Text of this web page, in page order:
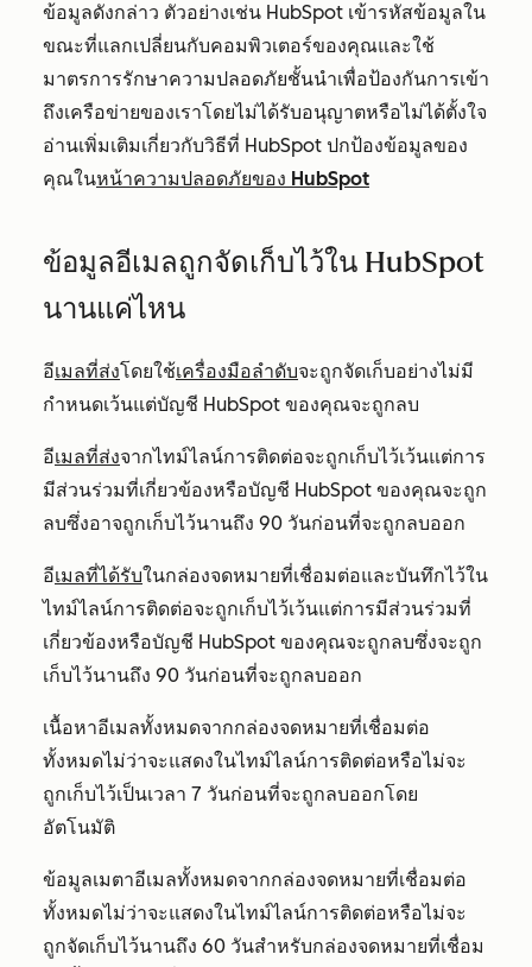
ข้อมูลดังกล่าว ตัวอย่างเช่น HubSpot เข้ารหัสข้อมูลใน
ขณะที่แลกเปลี่ยนกับคอมพิวเตอร์ของคุณและใช้
มาตรการรักษาความปลอดภัยชั้นนำเพื่อป้องกันการเข้า
ถึงเครือข่ายของเราโดยไม่ได้รับอนุญาตหรือไม่ได้ตั้งใจ
อ่านเพิ่มเติมเกี่ยวกับวิธีที่ HubSpot ปกป้องข้อมูลของ
คุณในหน้าความปลอดภัยของ HubSpot
ข้อมูลอีเมลถูกจัดเก็บไว้ใน HubSpot
นานแค่ไหน
อีเมลที่ส่งโดยใช้เครื่องมือลำดับจะถูกจัดเก็บอย่างไม่มี
กำหนดเว้นแต่บัญชี HubSpot ของคุณจะถูกลบ
อีเมลที่ส่งจากไทม์ไลน์การติดต่อจะถูกเก็บไว้เว้นแต่การ
มีส่วนร่วมที่เกี่ยวข้องหรือบัญชี HubSpot ของคุณจะถูก
ลบซึ่งอาจถูกเก็บไว้นานถึง 90 วันก่อนที่จะถูกลบออก
อีเมลที่ได้รับในกล่องจดหมายที่เชื่อมต่อและบันทึกไว้ใน
ไทม์ไลน์การติดต่อจะถูกเก็บไว้เว้นแต่การมีส่วนร่วมที่
เกี่ยวข้องหรือบัญชี HubSpot ของคุณจะถูกลบซึ่งจะถูก
เก็บไว้นานถึง 90 วันก่อนที่จะถูกลบออก
เนื้อหาอีเมลทั้งหมดจากกล่องจดหมายที่เชื่อมต่อ
ทั้งหมดไม่ว่าจะแสดงในไทม์ไลน์การติดต่อหรือไม่จะ
ถูกเก็บไว้เป็นเวลา 7 วันก่อนที่จะถูกลบออกโดย
อัตโนมัติ
ข้อมูลเมตาอีเมลทั้งหมดจากกล่องจดหมายที่เชื่อมต่อ
ทั้งหมดไม่ว่าจะแสดงในไทม์ไลน์การติดต่อหรือไม่จะ
ถูกจัดเก็บไว้นานถึง 60 วันสำหรับกล่องจดหมายที่เชื่อม